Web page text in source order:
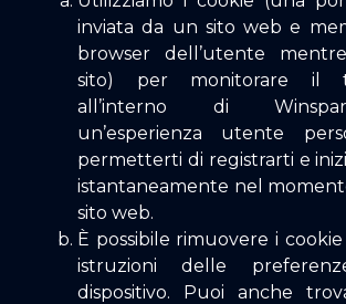
inviata da un sito web e
browser dell’utente
sito) per monitorare il
all’interno di
un’esperienza utente
permetterti di registrarti e
istantaneamente nel
sito web.
È possibile rimuovere i
istruzioni delle
dispositivo. Puoi anche